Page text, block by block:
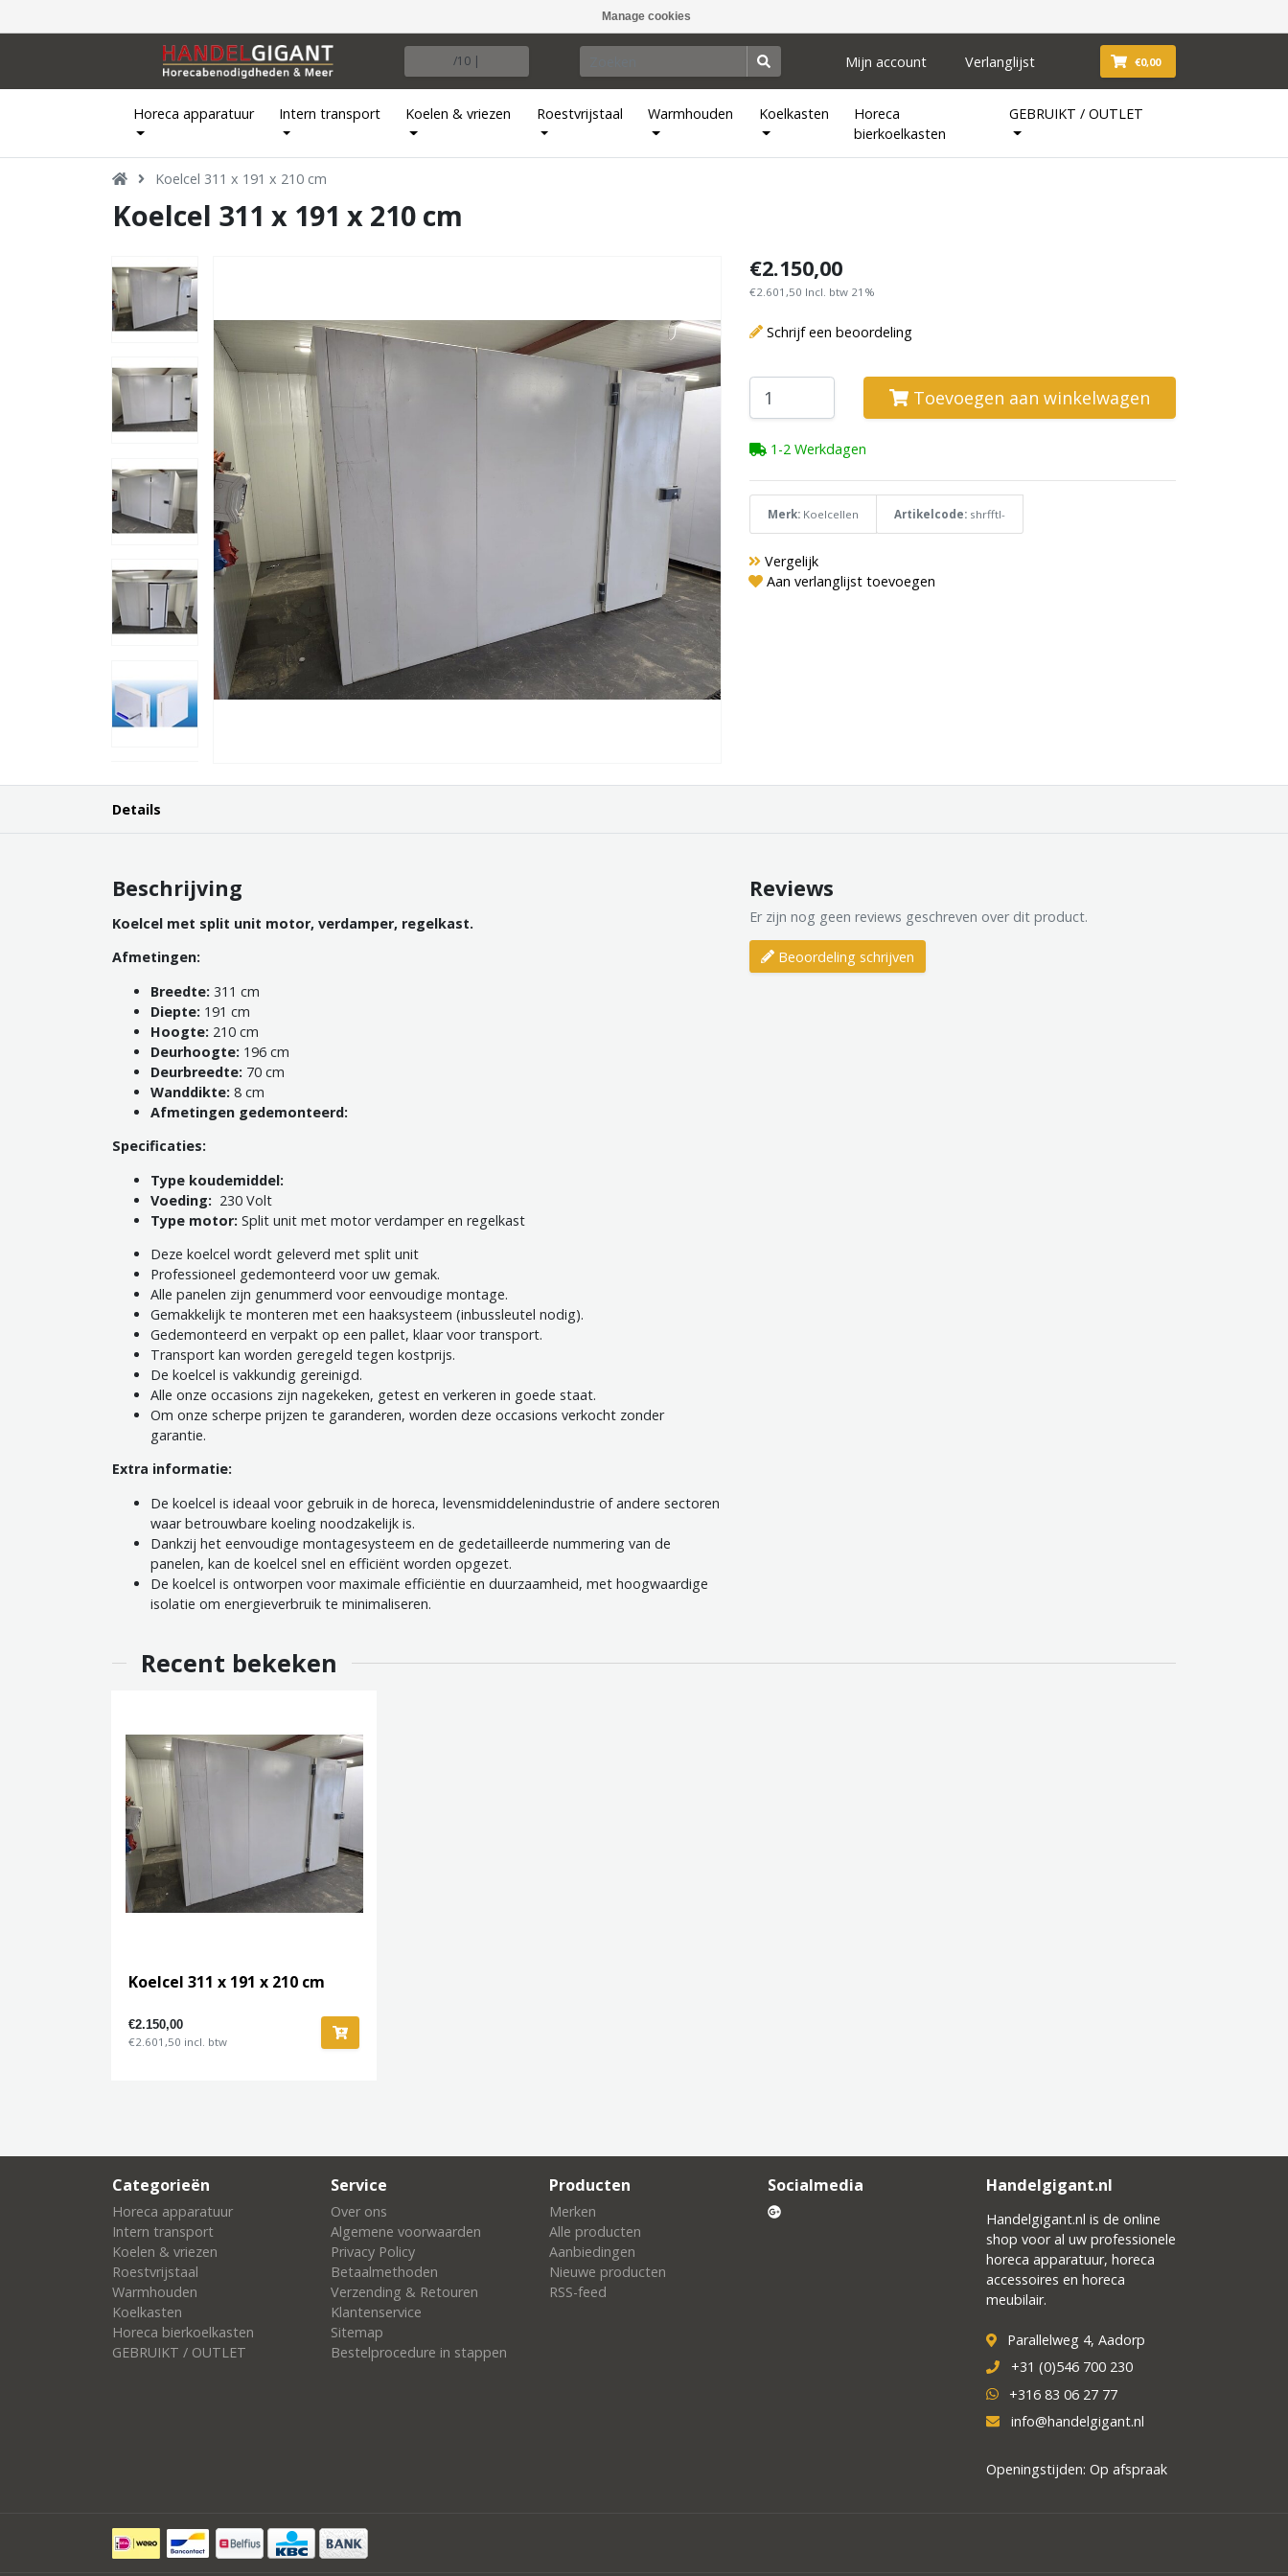
Manage cookies
/10 | Mijn account Verlanglijst €0,00
Horeca apparatuur Intern transport Koelen & vriezen Roestvrijstaal Warmhouden Koelkasten
Horeca
bierkoelkasten
GEBRUIKT / OUTLET
Koelcel 311 x 191 x 210 cm
Koelcel 311 x 191 x 210 cm
€2.150,00
€2.601,50 Incl. btw 21%
Schrijf een beoordeling
Toevoegen aan winkelwagen
1-2 Werkdagen
Merk: Koelcellen Artikelcode: shrfftl-
Vergelijk
Aan verlanglijst toevoegen
Details
Beschrijving
Koelcel met split unit motor, verdamper, regelkast.
Afmetingen:
Breedte: 311 cm
Diepte: 191 cm
Hoogte: 210 cm
Deurhoogte: 196 cm
Deurbreedte: 70 cm
Wanddikte: 8 cm
Afmetingen gedemonteerd:
Specificaties:
Type koudemiddel:
Voeding: 230 Volt
Type motor: Split unit met motor verdamper en regelkast
Deze koelcel wordt geleverd met split unit
Professioneel gedemonteerd voor uw gemak.
Alle panelen zijn genummerd voor eenvoudige montage.
Gemakkelijk te monteren met een haaksysteem (inbussleutel nodig).
Gedemonteerd en verpakt op een pallet, klaar voor transport.
Transport kan worden geregeld tegen kostprijs.
De koelcel is vakkundig gereinigd.
Alle onze occasions zijn nagekeken, getest en verkeren in goede staat.
Om onze scherpe prijzen te garanderen, worden deze occasions verkocht zonder
garantie.
Extra informatie:
De koelcel is ideaal voor gebruik in de horeca, levensmiddelenindustrie of andere sectoren
waar betrouwbare koeling noodzakelijk is.
Dankzij het eenvoudige montagesysteem en de gedetailleerde nummering van de
panelen, kan de koelcel snel en efficiënt worden opgezet.
De koelcel is ontworpen voor maximale efficiëntie en duurzaamheid, met hoogwaardige
isolatie om energieverbruik te minimaliseren.
Reviews
Er zijn nog geen reviews geschreven over dit product.
Beoordeling schrijven
Recent bekeken
Koelcel 311 x 191 x 210 cm
€2.150,00
€2.601,50 incl. btw
Categorieën
Horeca apparatuur
Intern transport
Koelen & vriezen
Roestvrijstaal
Warmhouden
Koelkasten
Horeca bierkoelkasten
GEBRUIKT / OUTLET
Service
Over ons
Algemene voorwaarden
Privacy Policy
Betaalmethoden
Verzending & Retouren
Klantenservice
Sitemap
Bestelprocedure in stappen
Producten
Merken
Alle producten
Aanbiedingen
Nieuwe producten
RSS-feed
Socialmedia Handelgigant.nl
Handelgigant.nl is de online
shop voor al uw professionele
horeca apparatuur, horeca
accessoires en horeca
meubilair.
Parallelweg 4, Aadorp
+31 (0)546 700 230
+316 83 06 27 77
info@handelgigant.nl
Openingstijden: Op afspraak